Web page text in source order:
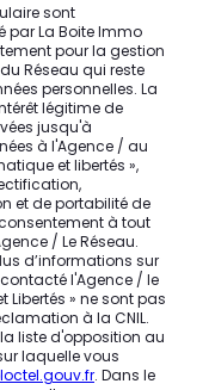
sont
par La Boite Immo
pour la gestion
Réseau qui reste
personnelles. La
légitime de
jusqu'à
à l'Agence / au
et libertés »,
et de portabilité de
à tout
/ Le Réseau.
d’informations sur
l'Agence / le
Libertés » ne sont pas
à la CNIL.
liste d'opposition au
laquelle vous
. Dans le